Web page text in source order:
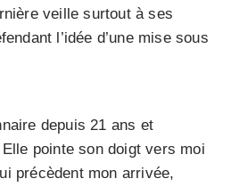
veille surtout à ses
l’idée d’une mise sous
depuis 21 ans et
pointe son doigt vers moi
précèdent mon arrivée,